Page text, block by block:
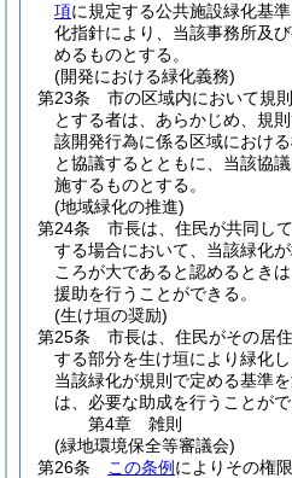
項に規定する公共施設緑化基
化指針により、当該事務所及
めるものとする。
(開発における緑化義務)
第23条
市の区域内において規
とする者は、あらかじめ、規
該開発行為に係る区域におけ
と協議するとともに、当該協
施するものとする。
(地域緑化の推進)
第24条
市長は、住民が共同し
する場合において、当該緑化
ころが大であると認めるとき
援助を行うことができる。
(生け垣の奨励)
第25条
市長は、住民がその居
する部分を生け垣により緑化
当該緑化が規則で定める基準
は、必要な助成を行うことがで
第4章
雑則
(緑地環境保全等審議会)
第26条
この条例 によりその権